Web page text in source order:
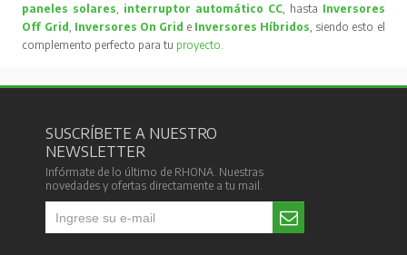
paneles solares
interruptor automático CC, hasta Inversores
Off Grid Inversores On Grid e Inversores Híbridos , siendo esto el
complemento perfecto para tu proyecto
SUSCRÍBETE A NUESTRO
NEWSLETTER
Infórmate de lo último de RHONA. Nuestras
novedades y ofertas directamente a tu mail.